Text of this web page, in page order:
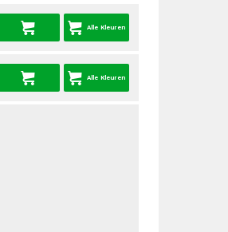
Alle Kleuren
Alle Kleuren